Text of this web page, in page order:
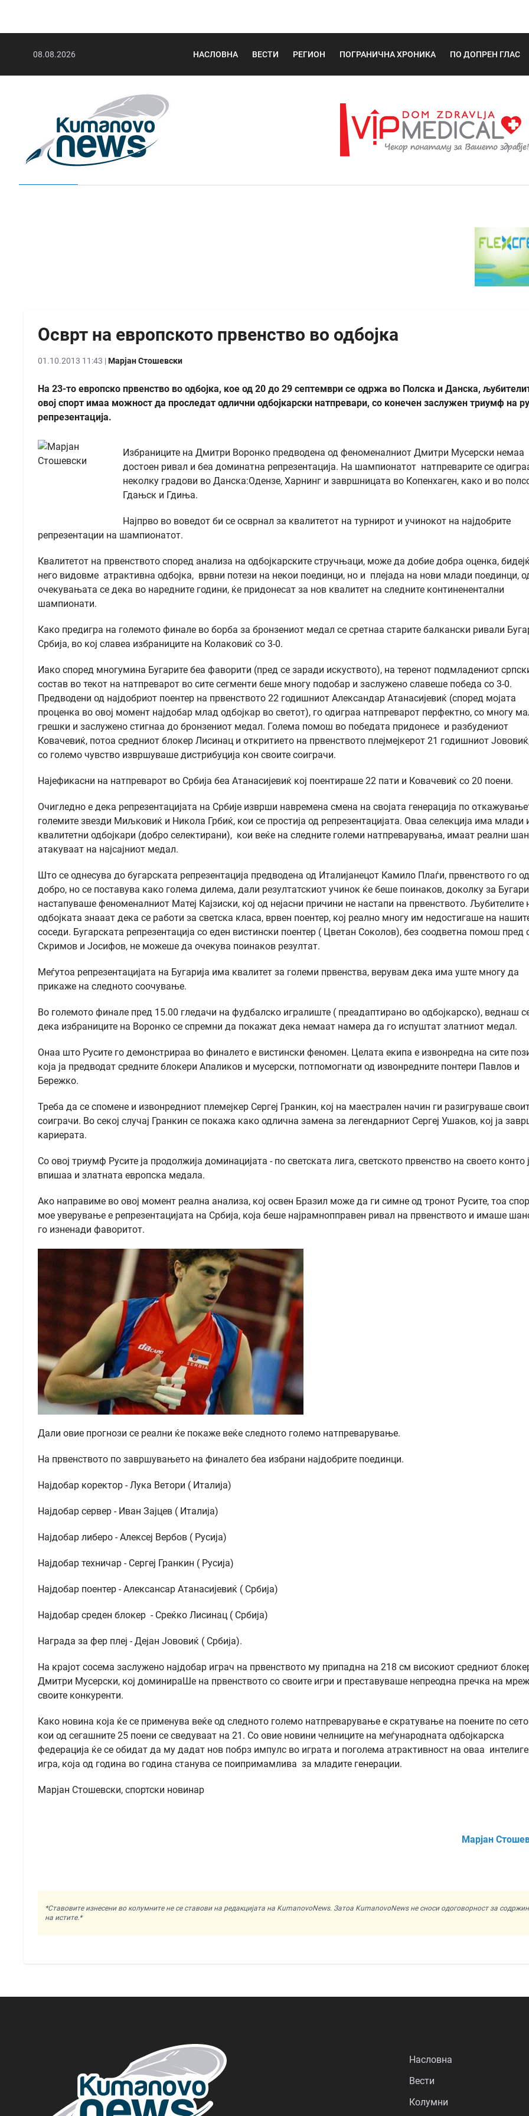
08.08.2026 НАСЛОВНА ВЕСТИ РЕГИОН ПОГРАНИЧНА ХРОНИКА ПО ДОПРЕН ГЛАС
Осврт на европското првенство во одбојка
01.10.2013 11:43 |Марјан Стошевски
На 23-то европско првенство во одбојка, кое од 20 до 29 септември се одржа во Полска и Данска,
овој спорт имаа можност да проследат одлични одбојкарски натпревари, со конечен заслужен триумф на
репрезентација.
Избраниците на Дмитри Воронко предводена од феноменалниот Дмитри Мусерски немаа
достоен ривал и беа доминатна репрезентација. На шампионатот натпреварите се
неколку градови во Данска:Одензе, Харнинг и завршницата во Копенхаген, како и во
Гдањск и Гдиња.
Најпрво во воведот би се осврнал за квалитетот на турнирот и учинокот на најдобрите
репрезентации на шампионатот.
Квалитетот на првенството според анализа на одбојкарските стручњаци, може да добие добра оценка,
него видовме атрактивна одбојка, врвни потези на некои поединци, но и плејада на нови млади поединци,
очекувањата се дека во наредните години, ќе придонесат за нов квалитет на следните континенентални
шампионати.
Како предигра на големото финале во борба за бронзениот медал се сретнаа старите балкански ривали
Србија, во кој славеа избраниците на Колаковиќ со 3-0.
Иако според многумина Бугарите беа фаворити (пред се заради искуството), на теренот подмладениот
состав во текот на натпреварот во сите сегменти беше многу подобар и заслужено славеше победа со 3-0.
Предводени од најдобриот поентер на првенството 22 годишниот Александар Атанасијевиќ (според мојата
проценка во овој момент најдобар млад одбојкар во светот), го одиграа натпреварот перфектно, со многу
грешки и заслужено стигнаа до бронзениот медал. Голема помош во победата придонесе и разбудениот
Ковачевиќ, потоа средниот блокер Лисинац и откритието на првенството плејмејкерот 21 годишниот
со големо чувство извршуваше дистрибуција кон своите соиграчи.
Најефикасни на натпреварот во Србија беа Атанасијевиќ кој поентираше 22 пати и Ковачевиќ со 20 поени.
Очигледно е дека репрезентацијата на Србије изврши навремена смена на својата генерација по
големите звезди Миљковиќ и Никола Грбиќ, кои се простија од репрезентацијата. Оваа селекција има млади
квалитетни одбојкари (добро селектирани), кои веќе на следните големи натпреварувања, имаат реални
атакуваат на најсајниот медал.
Што се однесува до бугарската репрезентација предводена од Италијанецот Камило Плаѓи, првенството го
добро, но се поставува како голема дилема, дали резултатскиот учинок ќе беше поинаков, доколку за
настапуваше феноменалниот Матеј Кајзиски, кој од нејасни причини не настапи на првенството. Љубителите
одбојката знааат дека се работи за светска класа, врвен поентер, кој реално многу им недостигаше на
соседи. Бугарската репрезентација со еден вистински поентер ( Цветан Соколов), без соодветна помош пред
Скримов и Јосифов, не можеше да очекува поинаков резултат.
Меѓутоа репрезентацијата на Бугарија има квалитет за големи првенства, верувам дека има уште многу да
прикаже на следното соочување.
Во големото финале пред 15.00 гледачи на фудбалско игралиште ( преадаптирано во одбојкарско), веднаш
дека избраниците на Воронко се спремни да покажат дека немаат намера да го испуштат златниот медал.
Онаа што Русите го демонстрираа во финалето е вистински феномен. Целата екипа е извонредна на сите
која ја предводат средните блокери Апаликов и мусерски, потпомогнати од извонредните понтери Павлов и
Бережко.
Треба да се спомене и извонредниот племејкер Сергеј Гранкин, кој на маестрален начин ги разигруваше
соиграчи. Во секој случај Гранкин се покажа како одлична замена за легендарниот Сергеј Ушаков, кој ја
кариерата.
Со овој триумф Русите ја продолжија доминацијата - по светската лига, светското првенство на своето конто
впишаа и златната европска медала.
Ако направиме во овој момент реална анализа, кој освен Бразил може да ги симне од тронот Русите, тоа
мое уверување е репрезентацијата на Србија, која беше најрамнопправен ривал на првенството и имаше
го изненади фаворитот.
Дали овие прогнози се реални ќе покаже веќе следното големо натпреварување.
На првенството по завршувањето на финалето беа избрани најдобрите поединци.
Најдобар коректор - Лука Ветори ( Италија)
Најдобар сервер - Иван Зајцев ( Италија)
Најдобар либеро - Алексеј Вербов ( Русија)
Најдобар техничар - Сергеј Гранкин ( Русија)
Најдобар поентер - Алексансар Атанасијевиќ ( Србија)
Најдобар среден блокер - Среќко Лисинац ( Србија)
Награда за фер плеј - Дејан Јововиќ ( Србија).
На крајот сосема заслужено најдобар играч на првенството му припадна на 218 см високиот средниот
Дмитри Мусерски, кој доминираШе на првенството со своите игри и преставуваше непреодна пречка на
своите конкуренти.
Како новина која ќе се применува веќе од следното големо натпреварување е скратување на поените по
кои од сегашните 25 поени се сведуваат на 21. Со овие новини челниците на меѓународната одбојкарска
федерација ќе се обидат да му дадат нов побрз импулс во играта и поголема атрактивност на оваа
игра, која од година во година станува се поипримамлива за младите генерации.
Марјан Стошевски, спортски новинар
Марјан
*Ставовите изнесени во колумните не се ставови на редакцијата на KumanovoNews. Затоа KumanovoNews не сноси одоговорност за
на истите.*
Насловна
Вести
Колумни